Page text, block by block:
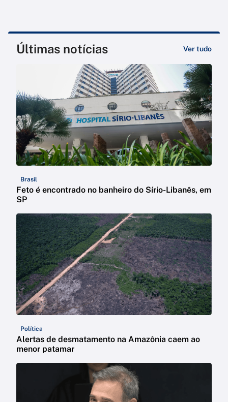
Últimas notícias Ver tudo
Brasil
Feto é encontrado no banheiro do Sírio-Libanês, em
SP
Política
Alertas de desmatamento na Amazônia caem ao
menor patamar